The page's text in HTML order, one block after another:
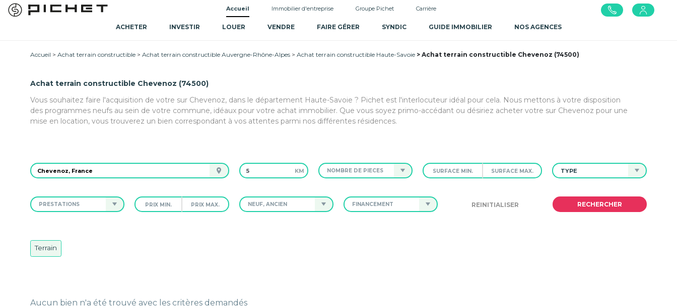
Accueil Immobilier d'entreprise Groupe Pichet Carrière
ACHETER INVESTIR LOUER VENDRE FAIRE GÉRER SYNDIC GUIDE IMMOBILIER NOS AGENCES
Accueil Achat terrain constructible Achat terrain constructible Auvergne-Rhône-Alpes Achat terrain constructible Haute-Savoie Achat terrain constructible Chevenoz (74500)
Achat terrain constructible Chevenoz (74500)
Vous souhaitez faire l'acquisition de votre sur Chevenoz, dans le département Haute-Savoie ? Pichet est l'interlocuteur idéal pour cela. Nous mettons à votre disposition
des programmes neufs au sein de votre commune, idéaux pour votre achat immobilier. Que vous soyez primo-accédant ou désiriez acheter votre sur Chevenoz pour une
mise en location, vous trouverez un bien correspondant à vos attentes parmi nos différentes résidences.
KM NOMBRE DE PIÈCES TYPE
PRESTATIONS NEUF, ANCIEN FINANCEMENT
Terrain
Aucun bien n'a été trouvé avec les critères demandés